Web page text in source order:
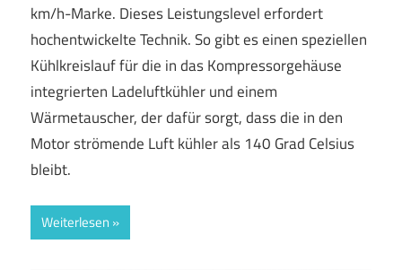
km/h-Marke. Dieses Leistungslevel erfordert
hochentwickelte Technik. So gibt es einen speziellen
Kühlkreislauf für die in das Kompressorgehäuse
integrierten Ladeluftkühler und einem
Wärmetauscher, der dafür sorgt, dass die in den
Motor strömende Luft kühler als 140 Grad Celsius
bleibt.
Weiterlesen